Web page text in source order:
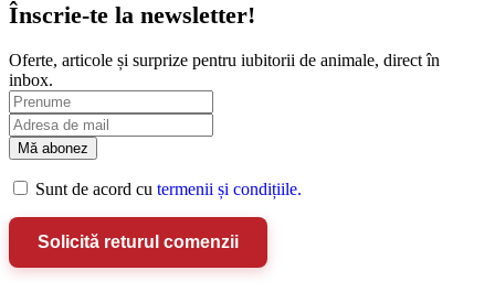
Înscrie-te la newsletter!
Oferte, articole și surprize pentru iubitorii de animale, direct în
inbox.
Sunt de acord cu termenii și condițiile.
Solicită returul comenzii